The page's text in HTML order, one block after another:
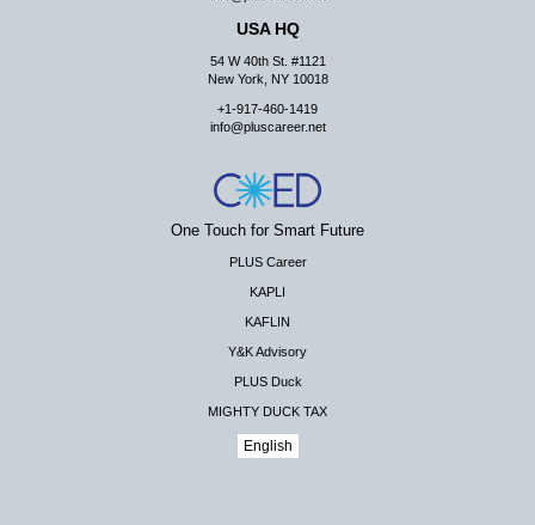
USA HQ
54 W 40th St. #1121
New York, NY 10018
+1-917-460-1419
info@pluscareer.net
One Touch for Smart Future
PLUS Career
KAPLI
KAFLIN
Y&K Advisory
PLUS Duck
MIGHTY DUCK TAX
English